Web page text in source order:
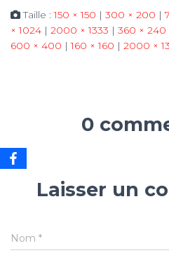
Taille :150 × 150 | 300 × 200 |
× 1024 | 2000 × 1333 | 360 × 240
600 × 400 | 160 × 160 | 2000 ×
0
Laisser un
Nom *